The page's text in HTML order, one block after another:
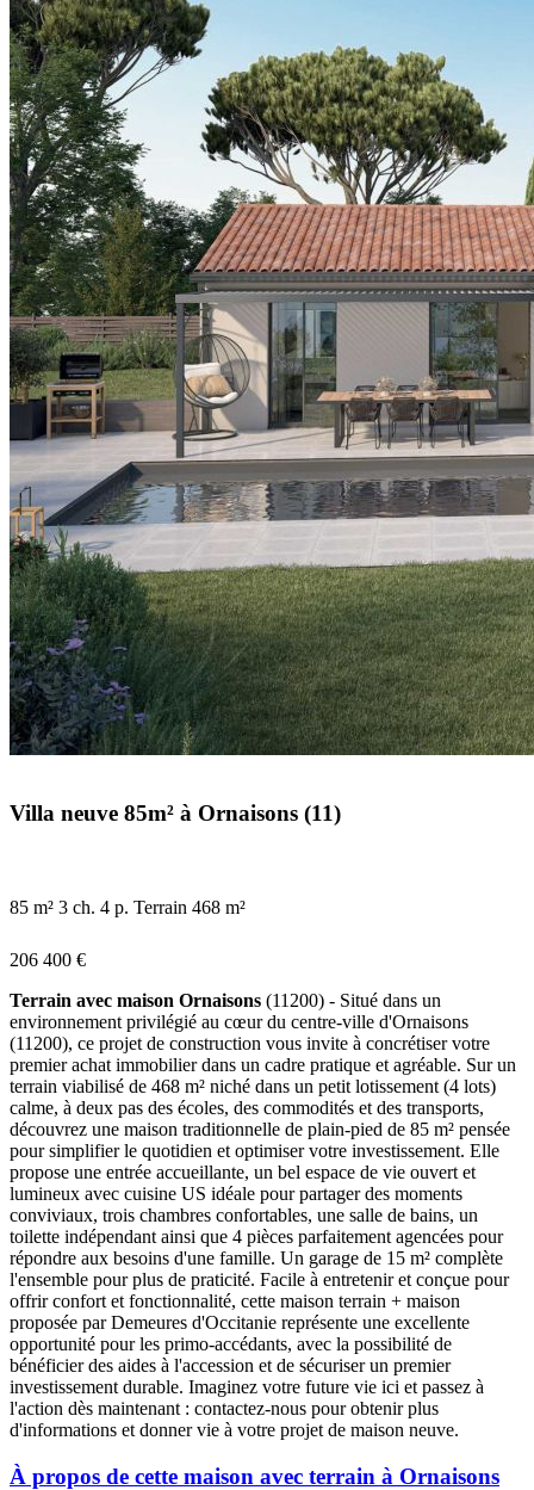
Villa neuve 85m² à Ornaisons (11)
85 m² 3 ch. 4 p. Terrain 468 m²
206 400 €
Terrain avec maison Ornaisons (11200) - Situé dans un
environnement privilégié au cœur du centre-ville d'Ornaisons
(11200), ce projet de construction vous invite à concrétiser votre
premier achat immobilier dans un cadre pratique et agréable. Sur un
terrain viabilisé de 468 m² niché dans un petit lotissement (4 lots)
calme, à deux pas des écoles, des commodités et des transports,
découvrez une maison traditionnelle de plain-pied de 85 m² pensée
pour simplifier le quotidien et optimiser votre investissement. Elle
propose une entrée accueillante, un bel espace de vie ouvert et
lumineux avec cuisine US idéale pour partager des moments
conviviaux, trois chambres confortables, une salle de bains, un
toilette indépendant ainsi que 4 pièces parfaitement agencées pour
répondre aux besoins d'une famille. Un garage de 15 m² complète
l'ensemble pour plus de praticité. Facile à entretenir et conçue pour
offrir confort et fonctionnalité, cette maison terrain + maison
proposée par Demeures d'Occitanie représente une excellente
opportunité pour les primo-accédants, avec la possibilité de
bénéficier des aides à l'accession et de sécuriser un premier
investissement durable. Imaginez votre future vie ici et passez à
l'action dès maintenant : contactez-nous pour obtenir plus
d'informations et donner vie à votre projet de maison neuve.
À propos de cette maison avec terrain à Ornaisons